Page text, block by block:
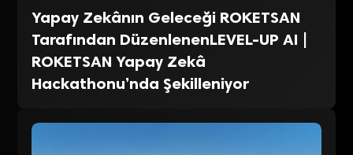
Yapay Zekânın Geleceği ROKETSAN
Tarafından DüzenlenenLEVEL-UP AI |
ROKETSAN Yapay Zekâ
Hackathonu’nda Şekilleniyor